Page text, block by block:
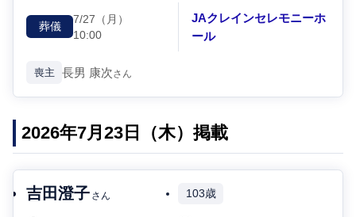
葬儀
7/27 （月）
10:00
JAクレインセレモニーホ
ール
喪主 長男 康次さん
2026年7月23日（木）掲載
吉田澄子 さん 103歳